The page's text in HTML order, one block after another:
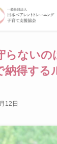
らないの
納得する
12日